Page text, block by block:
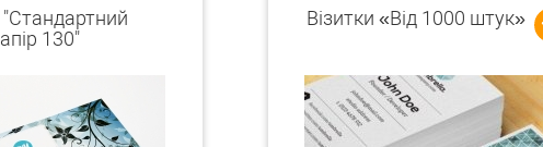
130"
Візитки «Від 1000 штук»